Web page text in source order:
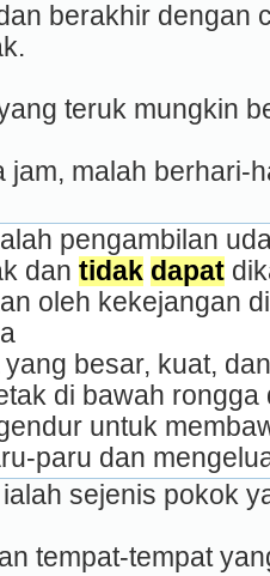
berakhir dengan
teruk mungkin
jam, malah berhari-
pengambilan
dan tidak dapat
oleh kekejangan
yang besar, kuat,
di bawah rongga
untuk
paru dan
ialah sejenis pokok
tempat-tempat